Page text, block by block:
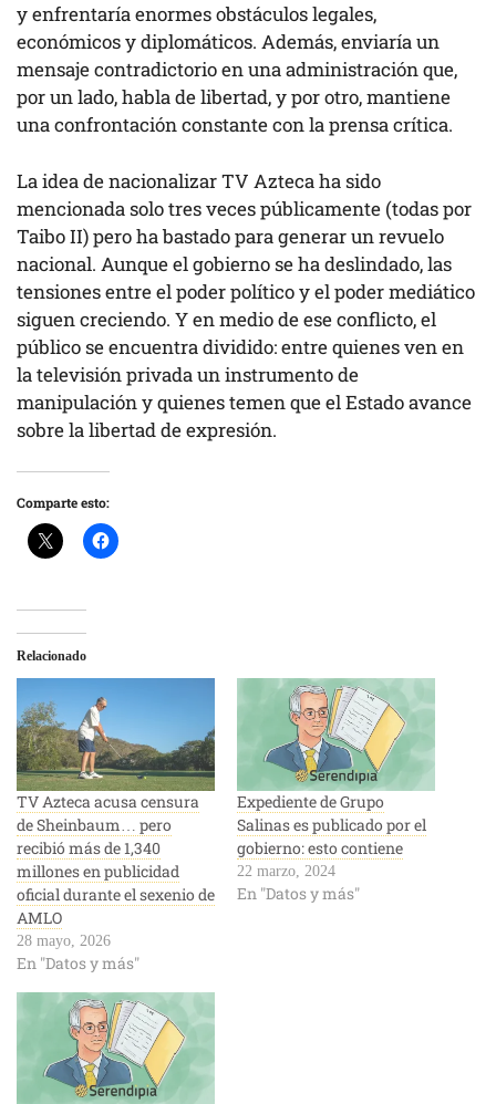
y enfrentaría enormes obstáculos legales,
económicos y diplomáticos. Además, enviaría un
mensaje contradictorio en una administración que,
por un lado, habla de libertad, y por otro, mantiene
una confrontación constante con la prensa crítica.
La idea de nacionalizar TV Azteca ha sido
mencionada solo tres veces públicamente (todas por
Taibo II) pero ha bastado para generar un revuelo
nacional. Aunque el gobierno se ha deslindado, las
tensiones entre el poder político y el poder mediático
siguen creciendo. Y en medio de ese conflicto, el
público se encuentra dividido: entre quienes ven en
la televisión privada un instrumento de
manipulación y quienes temen que el Estado avance
sobre la libertad de expresión.
Comparte esto:
Relacionado
TV Azteca acusa censura
de Sheinbaum… pero
recibió más de 1,340
millones en publicidad
oficial durante el sexenio de
AMLO
28 mayo, 2026
En "Datos y más"
Expediente de Grupo
Salinas es publicado por el
gobierno: esto contiene
22 marzo, 2024
En "Datos y más"